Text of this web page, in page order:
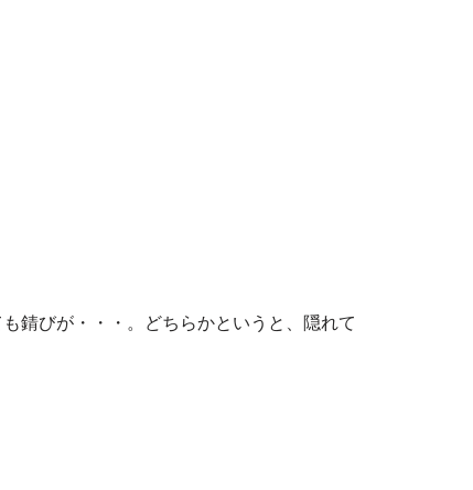
錆びが・・・。どちらかというと、隠れて